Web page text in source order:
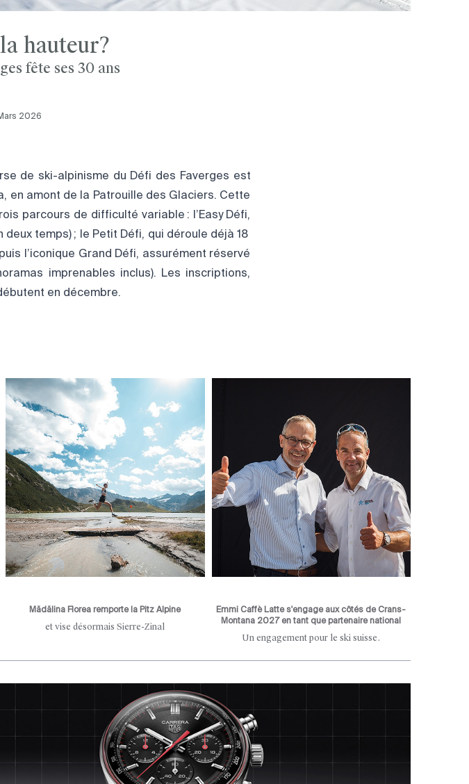
hauteur?
fête ses 30 ans
2026
de ski-alpinisme du Défi des Faverges est
en amont de la Patrouille des Glaciers. Cette
parcours de difficulté variable : l’Easy Défi,
temps) ; le Petit Défi, qui déroule déjà 18
l’iconique Grand Défi, assurément réservé
imprenables inclus). Les inscriptions,
en décembre.
Mădălina Florea remporte la Pitz Alpine
et vise désormais Sierre-Zinal
Emmi Caffè Latte s'engage aux côtés de Crans-
Montana 2027 en tant que partenaire national
Un engagement pour le ski suisse.